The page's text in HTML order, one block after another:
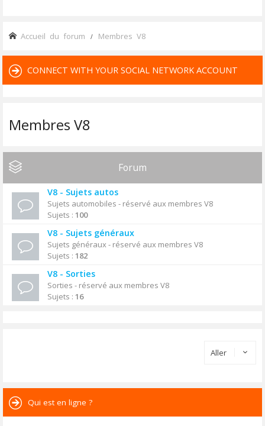
Accueil du forum Membres V8
CONNECT WITH YOUR SOCIAL NETWORK ACCOUNT
Membres V8
Forum
V8 - Sujets autos
Sujets automobiles - réservé aux membres V8
Sujets : 100
V8 - Sujets généraux
Sujets généraux - réservé aux membres V8
Sujets : 182
V8 - Sorties
Sorties - réservé aux membres V8
Sujets : 16
Aller
Qui est en ligne ?